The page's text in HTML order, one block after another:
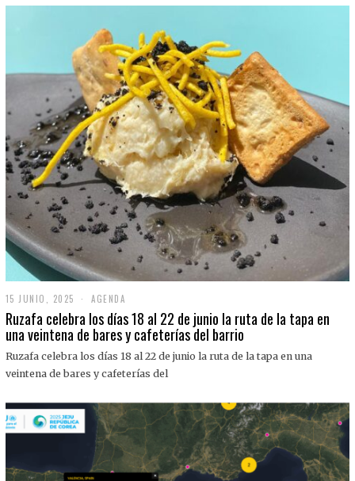
15 JUNIO, 2025
J
U
I
O
0
2
5
AGENDA
Ruzafa celebra los días 18 al 22 de junio la ruta de la tapa en
una veintena de bares y cafeterías del barrio
Ruzafa celebra los días 18 al 22 de junio la ruta de la tapa en una
veintena de bares y cafeterías del